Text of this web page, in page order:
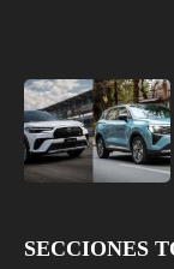
SECCIONES